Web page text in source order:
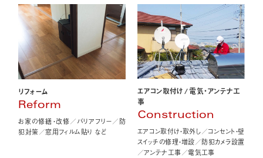
リフォーム
Reform
お家の修繕・改修／バリアフリー／防
犯対策／窓用フィルム貼り など
エアコン取付け/電気・アンテナ工
事
Construction
エアコン取付け・取外し／コンセント・壁
スイッチの修理・増設／防犯カメラ設置
／アンテナ工事／電気工事